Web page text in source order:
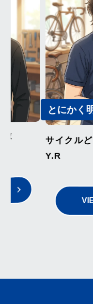
とにかく明る
サイクルどり
VIEW